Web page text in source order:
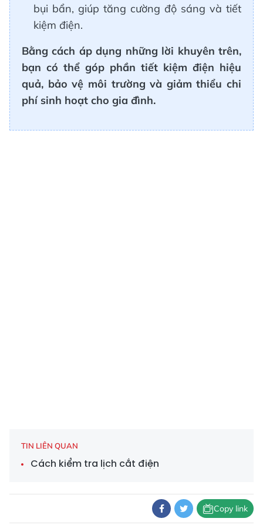
bụi bẩn, giúp tăng cường độ sáng và tiết
kiệm điện.
Bằng cách áp dụng những lời khuyên trên,
bạn có thể góp phần tiết kiệm điện hiệu
quả, bảo vệ môi trường và giảm thiểu chi
phí sinh hoạt cho gia đình.
TIN LIÊN QUAN
Cách kiểm tra lịch cắt điện
Copy link